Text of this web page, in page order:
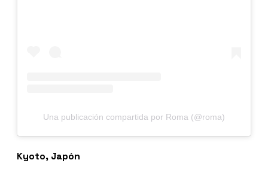
Una publicación compartida por Roma (@roma)
Kyoto, Japón